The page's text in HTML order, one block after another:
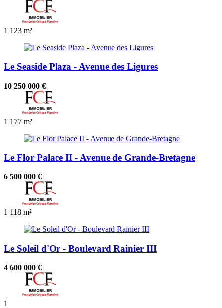
1 123 m²
Le Seaside Plaza - Avenue des Ligures
10 250 000 €
1 177 m²
Le Flor Palace II - Avenue de Grande-Bretagne
6 500 000 €
1 118 m²
Le Soleil d'Or - Boulevard Rainier III
4 600 000 €
1